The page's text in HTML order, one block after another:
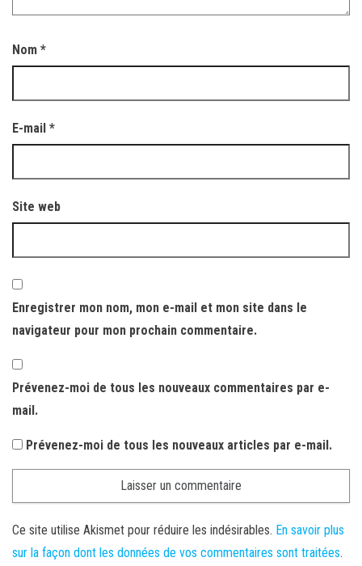
Nom *
E-mail *
Site web
Enregistrer mon nom, mon e-mail et mon site dans le
navigateur pour mon prochain commentaire.
Prévenez-moi de tous les nouveaux commentaires par e-
mail.
Prévenez-moi de tous les nouveaux articles par e-mail.
Ce site utilise Akismet pour réduire les indésirables. En savoir plus
sur la façon dont les données de vos commentaires sont traitées.